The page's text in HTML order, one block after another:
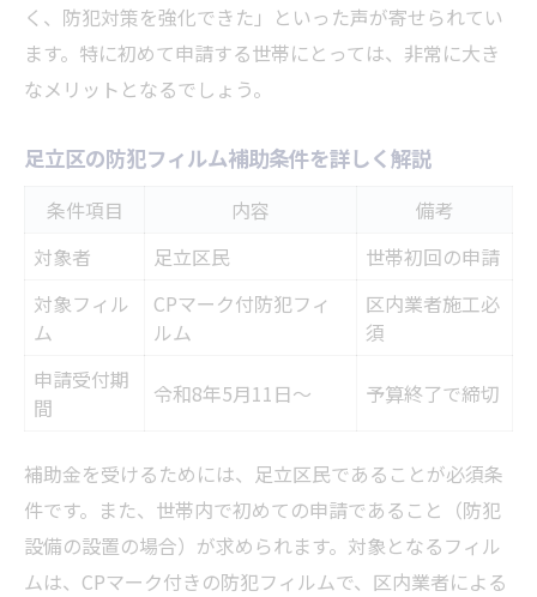
く、防犯対策を強化できた」といった声が寄せられてい
ます。特に初めて申請する世帯にとっては、非常に大き
なメリットとなるでしょう。
足立区の防犯フィルム補助条件を詳しく解説
条件項目 内容
備考
対象者
足立区民
世帯初回の申請
対象フィル
ム
CPマーク付防犯フィ
ルム
区内業者施工必
須
申請受付期
間
令和8年5月11日～ 予算終了で締切
補助金を受けるためには、足立区民であることが必須条
件です。また、世帯内で初めての申請であること（防犯
設備の設置の場合）が求められます。対象となるフィル
ムは、CPマーク付きの防犯フィルムで、区内業者による